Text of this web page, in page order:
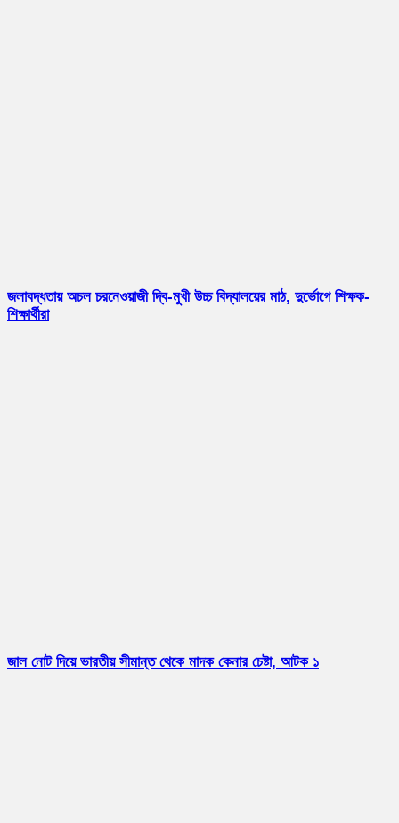
জলাবদ্ধতায় অচল চরনেওয়াজী দ্বি-মুখী উচ্চ বিদ্যালয়ের মাঠ, দুর্ভোগে শিক্ষক-
শিক্ষার্থীরা
জাল নোট দিয়ে ভারতীয় সীমান্ত থেকে মাদক কেনার চেষ্টা, আটক ১